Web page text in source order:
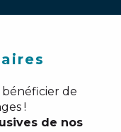
de
!
de nos